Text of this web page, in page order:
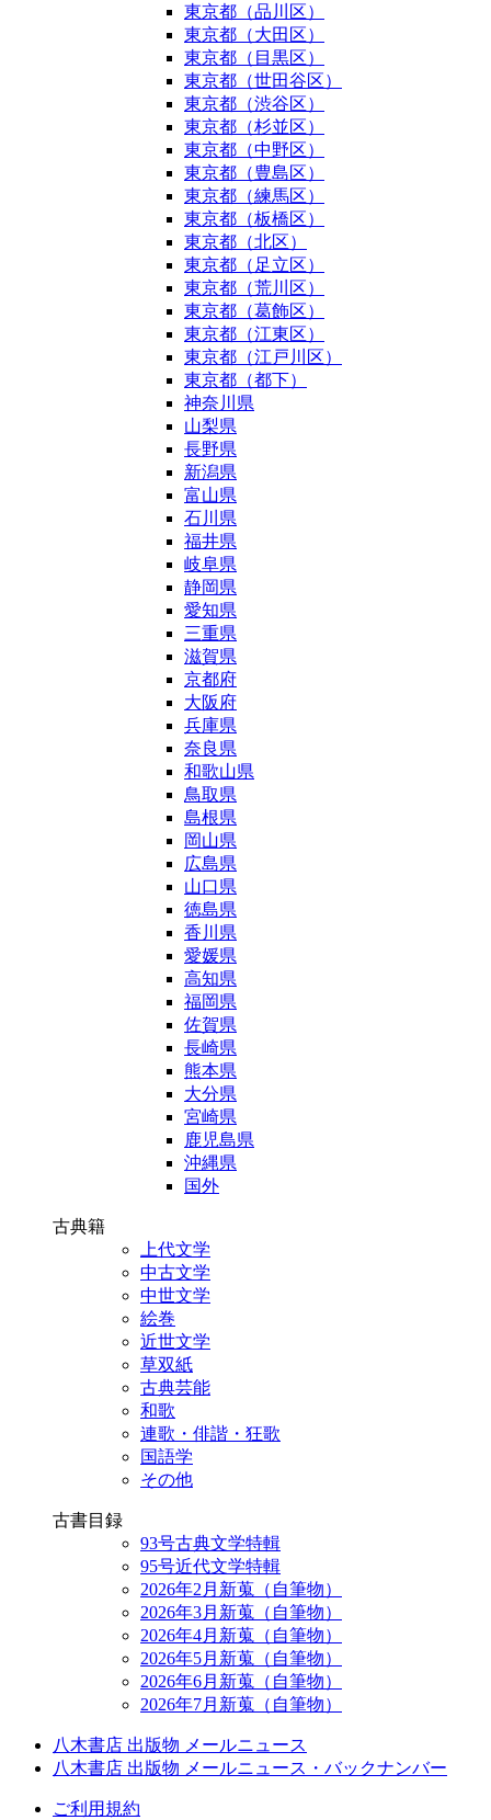
東京都（品川区）
東京都（大田区）
東京都（目黒区）
東京都（世田谷区）
東京都（渋谷区）
東京都（杉並区）
東京都（中野区）
東京都（豊島区）
東京都（練馬区）
東京都（板橋区）
東京都（北区）
東京都（足立区）
東京都（荒川区）
東京都（葛飾区）
東京都（江東区）
東京都（江戸川区）
東京都（都下）
神奈川県
山梨県
長野県
新潟県
富山県
石川県
福井県
岐阜県
静岡県
愛知県
三重県
滋賀県
京都府
大阪府
兵庫県
奈良県
和歌山県
鳥取県
島根県
岡山県
広島県
山口県
徳島県
香川県
愛媛県
高知県
福岡県
佐賀県
長崎県
熊本県
大分県
宮崎県
鹿児島県
沖縄県
国外
古典籍
上代文学
中古文学
中世文学
絵巻
近世文学
草双紙
古典芸能
和歌
連歌・俳諧・狂歌
国語学
その他
古書目録
93号古典文学特輯
95号近代文学特輯
2026年2月新蒐（自筆物）
2026年3月新蒐（自筆物）
2026年4月新蒐（自筆物）
2026年5月新蒐（自筆物）
2026年6月新蒐（自筆物）
2026年7月新蒐（自筆物）
八木書店 出版物 メールニュース
八木書店 出版物 メールニュース・バックナンバー
ご利用規約